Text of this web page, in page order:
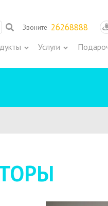
Звоните 26268888
Услуги